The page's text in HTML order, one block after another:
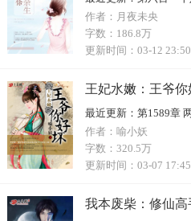
作者： 月夜未央
字数： 186.8万
更新时间： 03-12 23:50
王妃水嫩：王爷你
最近更新： 第1589章
作者： 喻小妖
字数： 320.5万
更新时间： 03-07 17:45
我本废柴：修仙高